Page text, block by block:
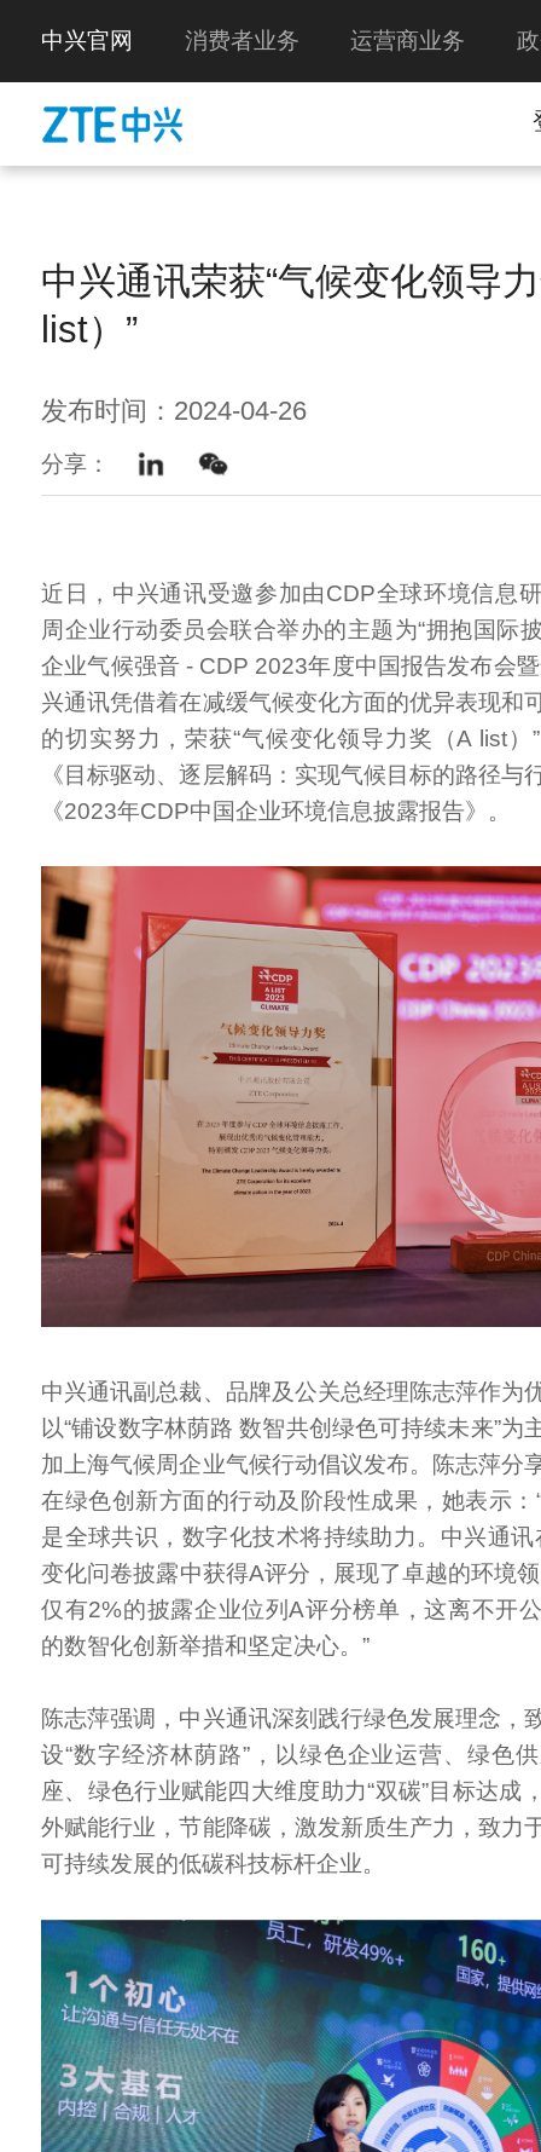
中兴官网 消费者业务 运营商业务
中兴通讯荣获“气候变化领导
list）”
发布时间：2024-04-26
分享：
近日，中兴通讯受邀参加由CDP全球环境信息
周企业行动委员会联合举办的主题为“拥抱国际
企业气候强音 - CDP 2023年度中国报告发布会
兴通讯凭借着在减缓气候变化方面的优异表现和
的切实努力，荣获“气候变化领导力奖（A list）
《目标驱动、逐层解码：实现气候目标的路径与
《2023年CDP中国企业环境信息披露报告》。
中兴通讯副总裁、品牌及公关总经理陈志萍作为
以“铺设数字林荫路 数智共创绿色可持续未来”为
加上海气候周企业气候行动倡议发布。陈志萍分
在绿色创新方面的行动及阶段性成果，她表示：
是全球共识，数字化技术将持续助力。中兴通
变化问卷披露中获得A评分，展现了卓越的环境
仅有2%的披露企业位列A评分榜单，这离不开
的数智化创新举措和坚定决心。”
陈志萍强调，中兴通讯深刻践行绿色发展理念，
设“数字经济林荫路”，以绿色企业运营、绿色
座、绿色行业赋能四大维度助力“双碳”目标达成
外赋能行业，节能降碳，激发新质生产力，致力
可持续发展的低碳科技标杆企业。